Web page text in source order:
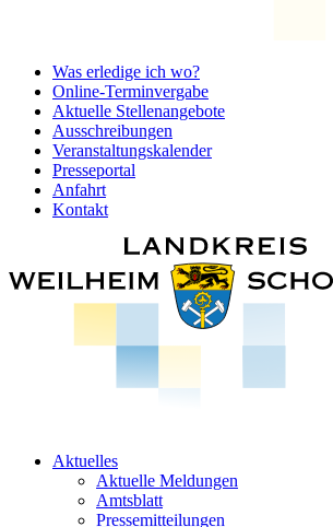
Was erledige ich wo?
Online-Terminvergabe
Aktuelle Stellenangebote
Ausschreibungen
Veranstaltungskalender
Presseportal
Anfahrt
Kontakt
Aktuelles
Aktuelle Meldungen
Amtsblatt
Pressemitteilungen